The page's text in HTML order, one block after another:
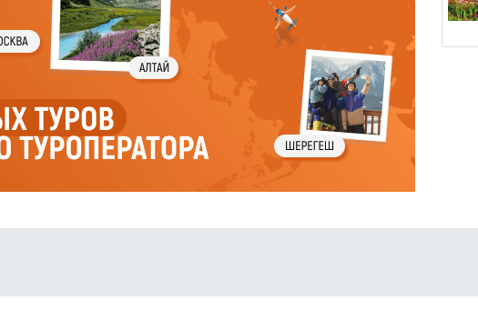
диагностическим комплексом услуг. В основе лечения:
используемая как для наружного, так и для внутреннего
пляж на берегу Волги. Здесь работают летнее кафе, теннисный
В заливах Волги прекрасные условия для рыбной ловли, в лесах
уголков; над волжскими просторами покой и тишина,
уклоном 42 м, пропускной способностью 500 человек в час. Среди